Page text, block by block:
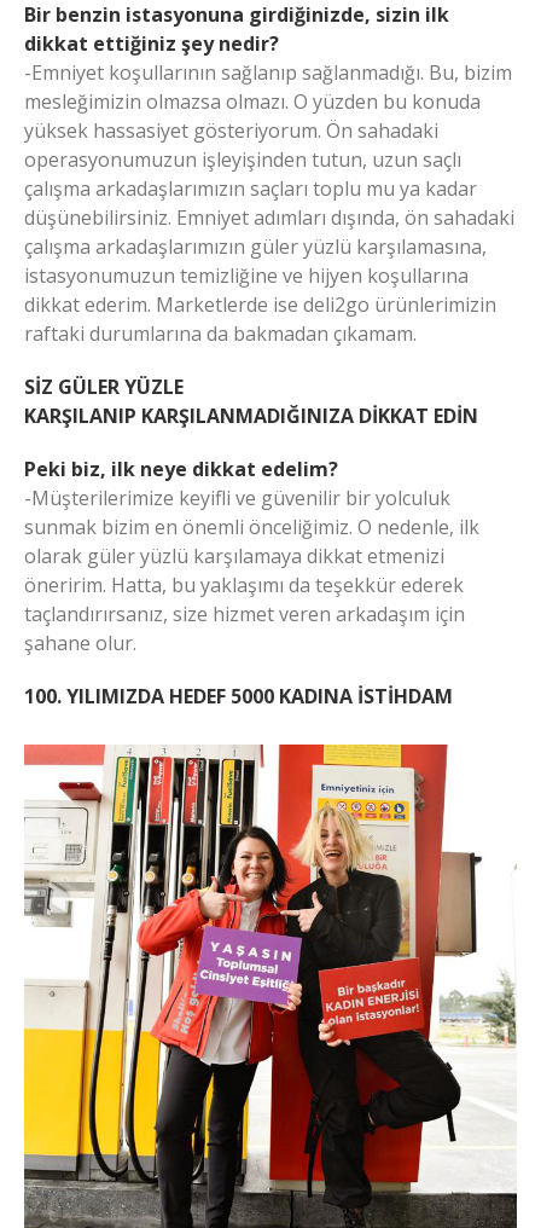
Bir benzin istasyonuna girdiğinizde, sizin ilk
dikkat ettiğiniz şey nedir?
-Emniyet koşullarının sağlanıp sağlanmadığı. Bu, bizim
mesleğimizin olmazsa olmazı. O yüzden bu konuda
yüksek hassasiyet gösteriyorum. Ön sahadaki
operasyonumuzun işleyişinden tutun, uzun saçlı
çalışma arkadaşlarımızın saçları toplu mu ya kadar
düşünebilirsiniz. Emniyet adımları dışında, ön sahadaki
çalışma arkadaşlarımızın güler yüzlü karşılamasına,
istasyonumuzun temizliğine ve hijyen koşullarına
dikkat ederim. Marketlerde ise deli2go ürünlerimizin
raftaki durumlarına da bakmadan çıkamam.
SİZ GÜLER YÜZLE
KARŞILANIP KARŞILANMADIĞINIZA DİKKAT EDİN
Peki biz, ilk neye dikkat edelim?
-Müşterilerimize keyifli ve güvenilir bir yolculuk
sunmak bizim en önemli önceliğimiz. O nedenle, ilk
olarak güler yüzlü karşılamaya dikkat etmenizi
öneririm. Hatta, bu yaklaşımı da teşekkür ederek
taçlandırırsanız, size hizmet veren arkadaşım için
şahane olur.
100. YILIMIZDA HEDEF 5000 KADINA İSTİHDAM